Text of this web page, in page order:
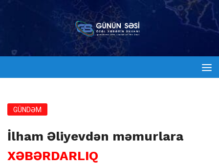
GÜNDƏM
İlham Əliyevdən məmurlara
XƏBƏRDARLIQ